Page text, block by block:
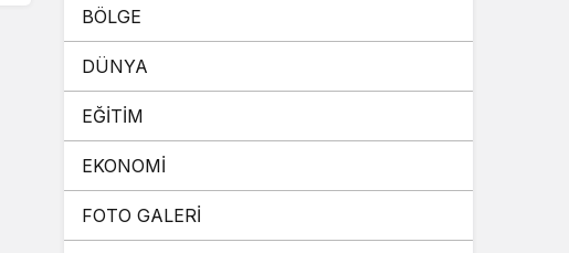
BÖLGE
DÜNYA
EĞİTİM
EKONOMİ
FOTO GALERİ